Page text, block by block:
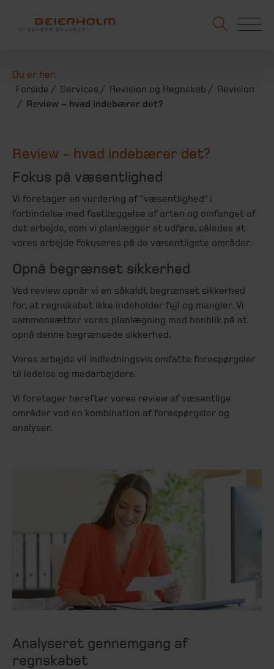
Du er her:
Forside
Services Revision og Regnskab
Revision
Review - hvad indebærer det?
Review - hvad indebærer det?
Fokus på væsentlighed
Vi foretager en vurdering af ”væsentlighed” i
forbindelse med fastlæggelse af arten og omfanget af
det arbejde, som vi planlægger at udføre, således at
vores arbejde fokuseres på de væsentligste områder.
Opnå begrænset sikkerhed
Ved review opnår vi en såkaldt begrænset sikkerhed
for, at regnskabet ikke indeholder fejl og mangler. Vi
sammensætter vores planlægning med henblik på at
opnå denne begrænsede sikkerhed.
Vores arbejde vil indledningsvis omfatte forespørgsler
til ledelse og medarbejdere.
Vi foretager herefter vores review af væsentlige
områder ved en kombination af forespørgsler og
analyser.
Analyseret gennemgang af
regnskabet